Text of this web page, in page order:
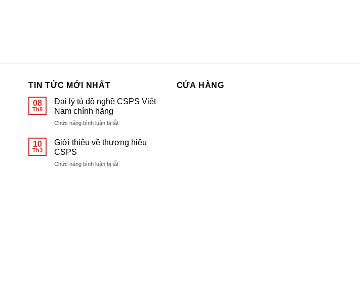
TIN TỨC MỚI NHẤT
08
Th8
Đại lý tủ đồ nghề CSPS Việt
Nam chính hãng
Chức năng bình luận bị tắtở
lý
nghề
10
Th3
Giới thiệu về thương hiệu
CSPS
Chức năng bình luận bị tắtở
CỬA HÀNG